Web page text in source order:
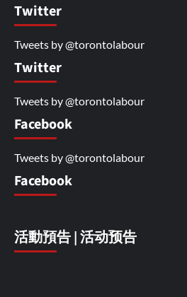
Twitter
Tweets by @torontolabour
Twitter
Tweets by @torontolabour
Facebook
Tweets by @torontolabour
Facebook
活動預告 | 活动预告